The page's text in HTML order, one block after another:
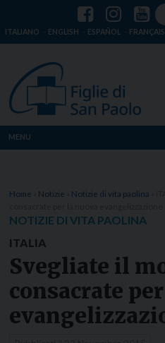
ITALIANO ENGLISH ESPAÑOL FRANÇAIS
MENU
Dove siamo
Risorse
Media
Home Notizie Notizie di vita paolina
NOTIZIE DI VITA PAOLINA
ITALIA
Svegliate il
consacrate